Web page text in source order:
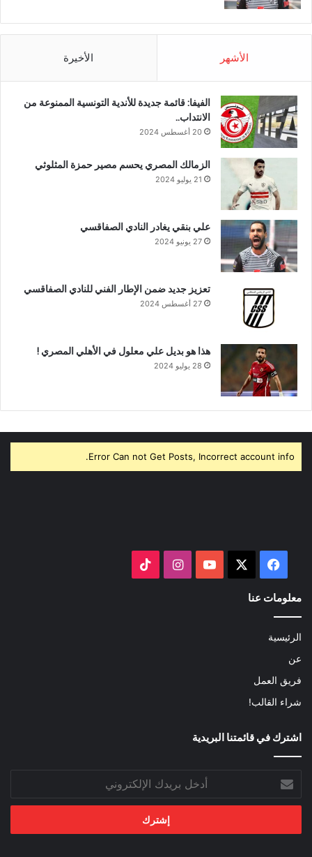
الأشهر الأخيرة
الفيفا: قائمة جديدة للأندية التونسية الممنوعة من
الانتداب..
20 أغسطس 2024
الزمالك المصري يحسم مصير حمزة المثلوثي
21 يوليو 2024
علي بنقي يغادر النادي الصفاقسي
27 يونيو 2024
تعزيز جديد ضمن الإطار الفني للنادي الصفاقسي
27 أغسطس 2024
هذا هو بديل علي معلول في الأهلي المصري !
28 يوليو 2024
Error Can not Get Posts, Incorrect account info.
فيسبوك ‫YouTubeانستقرام
معلومات عنا
الرئيسية
عن
فريق العمل
شراء القالب!
اشترك في قائمتنا البريدية
بريدك
الإلكتروني